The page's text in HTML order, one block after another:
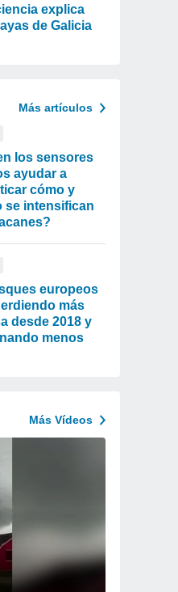
explica
de Galicia
Más artículos
los sensores
ayudar a
cómo y
se intensifican
europeos
más
desde 2018 y
menos
Más Vídeos